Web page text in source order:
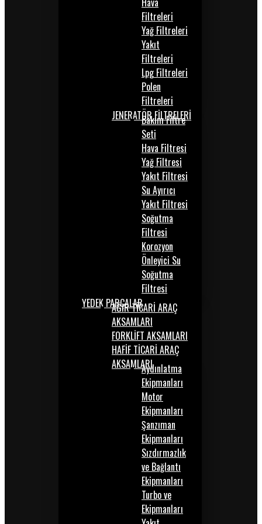
Filtreleri
Yağ Filtreleri
Yakıt
Filtreleri
Lpg Filtreleri
Polen
Filtreleri
JENERATÖR FİLTRELERİ
Bakım Filtre
Seti
Hava Filtresi
Yağ Filtresi
Yakıt Filtresi
Su Ayırıcı
Yakıt Filtresi
Soğutma
Filtresi
Korozyon
Önleyici Su
Soğutma
Filtresi
YEDEK PARÇALARAĞIR TİCARİ ARAÇ
AKSAMLARI
FORKLİFT AKSAMLARI
HAFİF TİCARİ ARAÇ
AKSAMLARIAydınlatma
Ekipmanları
Motor
Ekipmanları
Şanzıman
Ekipmanları
Sızdırmazlık
ve Bağlantı
Ekipmanları
Turbo ve
Ekipmanları